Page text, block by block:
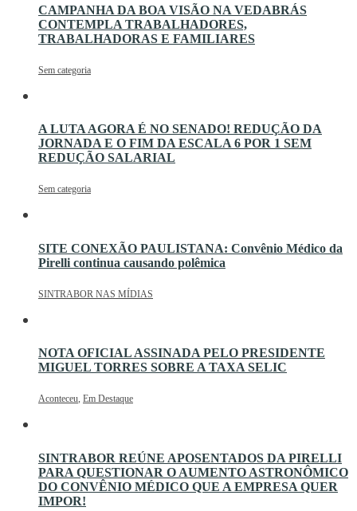
CAMPANHA DA BOA VISÃO NA VEDABRÁS
CONTEMPLA TRABALHADORES,
TRABALHADORAS E FAMILIARES
Sem categoria
A LUTA AGORA É NO SENADO! REDUÇÃO DA
JORNADA E O FIM DA ESCALA 6 POR 1 SEM
REDUÇÃO SALARIAL
Sem categoria
SITE CONEXÃO PAULISTANA: Convênio Médico da
Pirelli continua causando polêmica
SINTRABOR NAS MÍDIAS
NOTA OFICIAL ASSINADA PELO PRESIDENTE
MIGUEL TORRES SOBRE A TAXA SELIC
Aconteceu, Em Destaque
SINTRABOR REÚNE APOSENTADOS DA PIRELLI
PARA QUESTIONAR O AUMENTO ASTRONÔMICO
DO CONVÊNIO MÉDICO QUE A EMPRESA QUER
IMPOR!